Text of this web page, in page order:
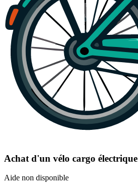
Achat d'un vélo cargo électrique
Aide non disponible